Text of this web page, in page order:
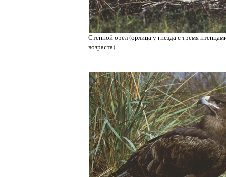
Степной орел (орлица у гнезда с тремя
возраста)